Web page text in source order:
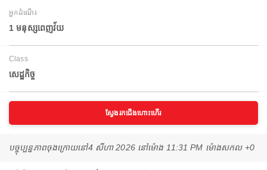
អ្នកដំណើរ
1 មនុស្សពេញវ័យ
Class
សេដ្ឋកិច្ច
ស្វែងរកជើងហោះហើរ
បច្ចុប្បន្នភាពចុងក្រោយនៅ4 សីហា 2026 នៅ​ម៉ោង 11:31 PM ម៉ោង​សកល +0